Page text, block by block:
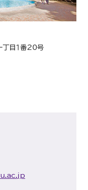
目１番20号